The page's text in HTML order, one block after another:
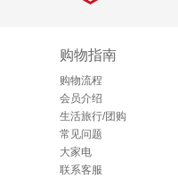
购物指南
购物流程
会员介绍
生活旅行/团购
常见问题
大家电
联系客服